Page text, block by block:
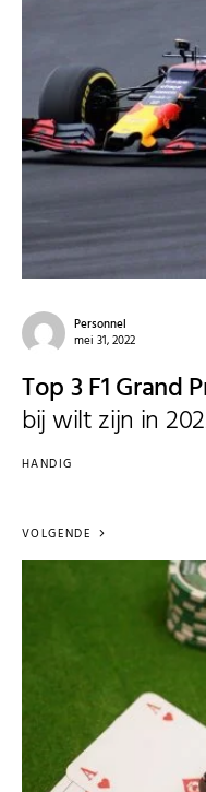
Personnel
mei 31, 2022
Top 3 F1 Grand
bij wilt zijn in
HANDIG
VOLGENDE